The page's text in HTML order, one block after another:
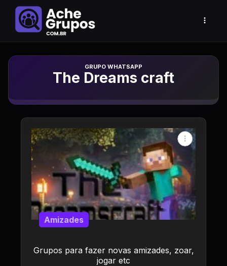
Grupo de Whatsapp
The Dreams craft
Grupos para fazer novas amizades, zoar,
jogar etc
Amizades